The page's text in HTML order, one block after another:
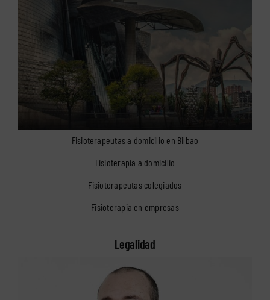
Fisioterapeutas a domicilio en Bilbao
Fisioterapia a domicilio
Fisioterapeutas colegiados
Fisioterapia en empresas
Legalidad